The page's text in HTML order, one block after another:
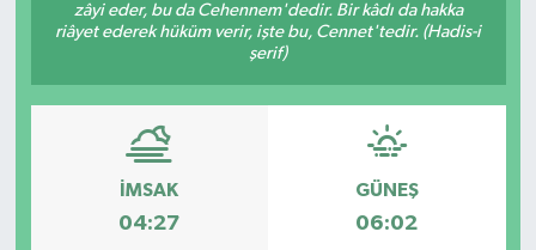
zâyi eder, bu da Cehennem'dedir. Bir kâdı da hakka
riâyet ederek hüküm verir, işte bu, Cennet'tedir. (Hadis-i
şerif)
İMSAK
04:27
GÜNEŞ
06:02